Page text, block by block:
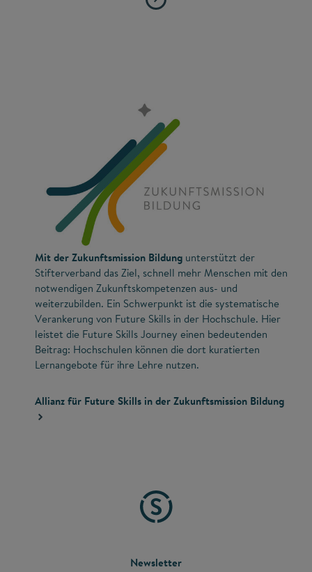
Mit der Zukunftsmission Bildung unterstützt der
Stifterverband das Ziel, schnell mehr Menschen mit den
notwendigen Zukunftskompetenzen aus- und
weiterzubilden. Ein Schwerpunkt ist die systematische
Verankerung von Future Skills in der Hochschule. Hier
leistet die Future Skills Journey einen bedeutenden
Beitrag: Hochschulen können die dort kuratierten
Lernangebote für ihre Lehre nutzen.
Allianz für Future Skills in der Zukunftsmission Bildung
Newsletter